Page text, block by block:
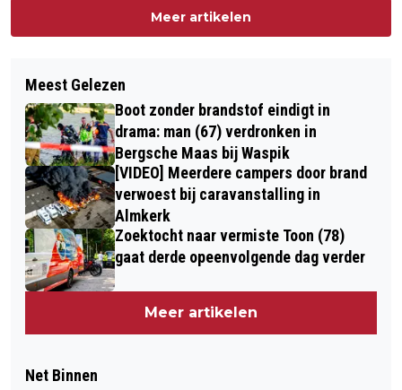
Meer artikelen
Meest Gelezen
Boot zonder brandstof eindigt in
drama: man (67) verdronken in
Bergsche Maas bij Waspik
[VIDEO] Meerdere campers door brand
verwoest bij caravanstalling in
Almkerk
Zoektocht naar vermiste Toon (78)
gaat derde opeenvolgende dag verder
Meer artikelen
Net Binnen